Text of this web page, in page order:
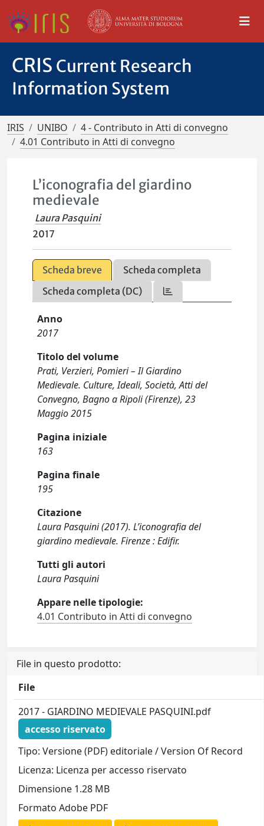
CRIS Current Research
Information System
IRIS UNIBO
4 - Contributo in Atti di convegno
4.01 Contributo in Atti di convegno
L’iconografia del giardino
medievale
Laura Pasquini
2017
Scheda breve
Scheda completa
Scheda completa (DC)
Anno
2017
Titolo del volume
Prati, Verzieri, Pomieri – Il Giardino
Medievale. Culture, Ideali, Società, Atti del
Convegno, Bagno a Ripoli (Firenze), 23
Maggio 2015
Pagina iniziale
163
Pagina finale
195
Citazione
Laura Pasquini (2017). L’iconografia del
giardino medievale. Firenze : Edifir.
Tutti gli autori
Laura Pasquini
Appare nelle tipologie:
4.01 Contributo in Atti di convegno
File in questo prodotto:
File
2017 - GIARDINO MEDIEVALE PASQUINI.pdf
accesso riservato
Tipo: Versione (PDF) editoriale / Version Of Record
Licenza: Licenza per accesso riservato
Dimensione 1.28 MB
Formato Adobe PDF